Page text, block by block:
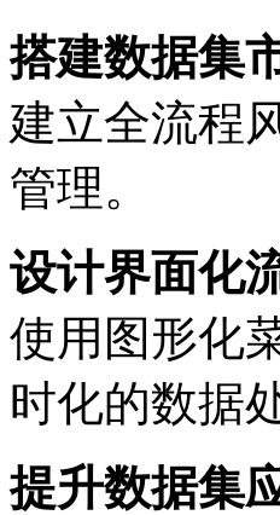
搭建数据集市
建立全流程
管理。
设计界面化流
使用图形化菜
时化的数据
提升数据集应